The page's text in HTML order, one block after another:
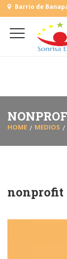
Barrio de
(+240) 555 818930
L-V: 9:00-15:00
HOME MEDIOS
nonprofit